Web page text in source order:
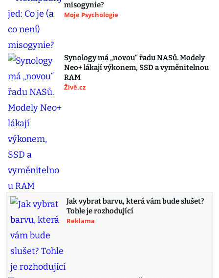
misogynie?
Moje Psychologie
Synology má „novou“ řadu NASů. Modely
Neo+ lákají výkonem, SSD a vyměnitelnou
RAM
Živě.cz
Jak vybrat barvu, která vám bude slušet?
Tohle je rozhodující
Reklama